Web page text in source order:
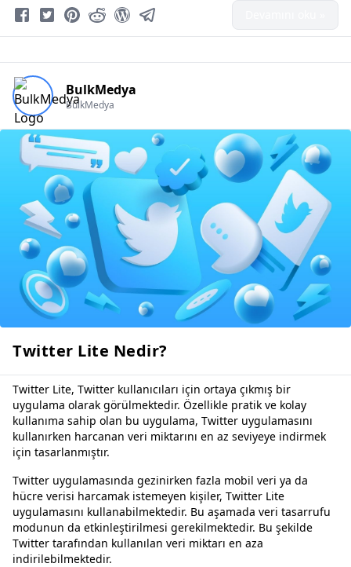
BulkMedya
BulkMedya
Twitter Lite Nedir?
Twitter Lite, Twitter kullanıcıları için ortaya çıkmış bir
uygulama olarak görülmektedir. Özellikle pratik ve kolay
kullanıma sahip olan bu uygulama, Twitter uygulamasını
kullanırken harcanan veri miktarını en az seviyeye indirmek
için tasarlanmıştır.
Twitter uygulamasında gezinirken fazla mobil veri ya da
hücre verisi harcamak istemeyen kişiler, Twitter Lite
uygulamasını kullanabilmektedir. Bu aşamada veri tasarrufu
modunun da etkinleştirilmesi gerekilmektedir. Bu şekilde
Twitter tarafından kullanılan veri miktarı en aza
indirilebilmektedir.